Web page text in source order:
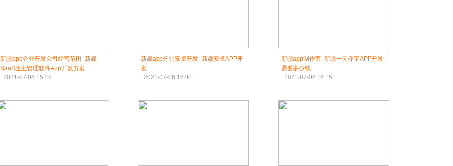
新疆app企业开发公司经营范围_新疆
SaaS企业管理软件App开发方案
2021-07-06 15:45
新疆app分销安卓开发_新疆安卓APP开
发
2021-07-06 16:00
新疆app制作商_新疆一元夺宝APP开发
需要多少钱
2021-07-06 16:15